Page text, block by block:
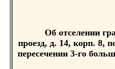
Об отселении
проезд, д. 14, корп. 8,
пересечении 3-го